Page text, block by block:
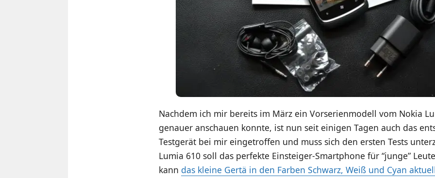
Nachdem ich mir bereits im März ein Vorserienmodell vom Nokia
genauer anschauen konnte, ist nun seit einigen Tagen auch das
Testgerät bei mir eingetroffen und muss sich den ersten Tests
Lumia 610 soll das perfekte Einsteiger-Smartphone für “junge”
kann das kleine Gertä in den Farben Schwarz, Weiß und Cyan